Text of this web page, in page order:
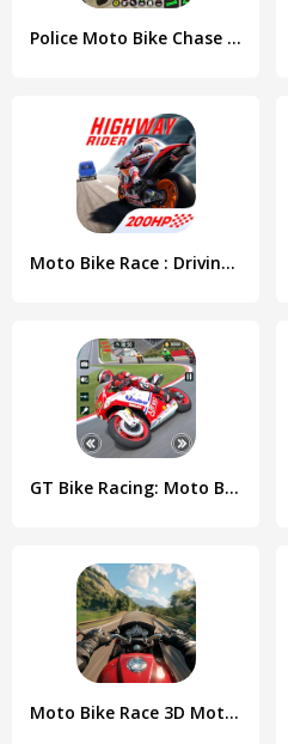
Police Moto Bike Chase Crime
Moto Bike Race : Driving Car
GT Bike Racing: Moto Bike Game
Moto Bike Race 3D Motorcycles